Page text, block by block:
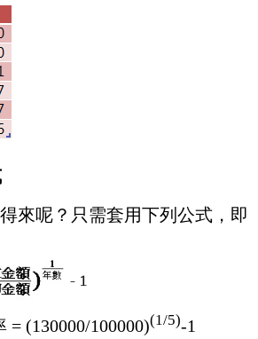
來呢？只需套用下列公式，即
(130000/100000)(1/5)-1